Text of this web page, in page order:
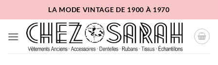
au
contenu
LA MODE VINTAGE DE 1900 À 1970